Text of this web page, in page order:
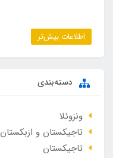
اطلاعات بیش‌تر
دسته‌بندی
ونزوئلا
تاجیکستان و ازبکستان
تاجیکستان